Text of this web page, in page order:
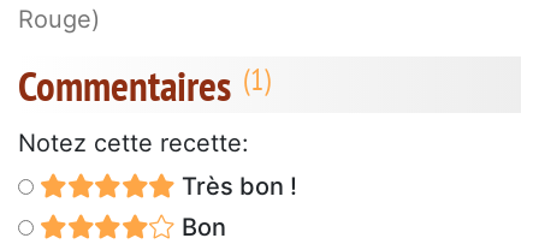
Rouge)
Commentaires
Notez cette recette:
Très bon !
Bon